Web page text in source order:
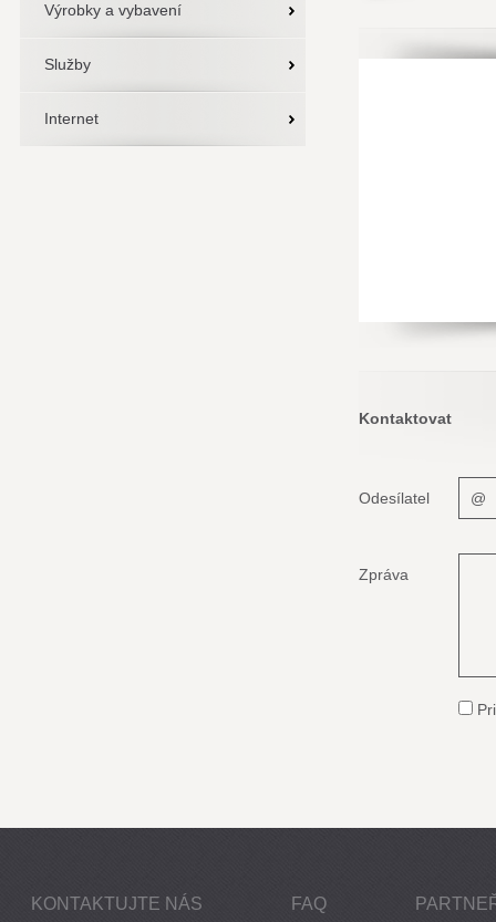
Výrobky a vybavení
Služby
Internet
Kontaktovat
Odesílatel
Zpráva
KONTAKTUJTE NÁS FAQ